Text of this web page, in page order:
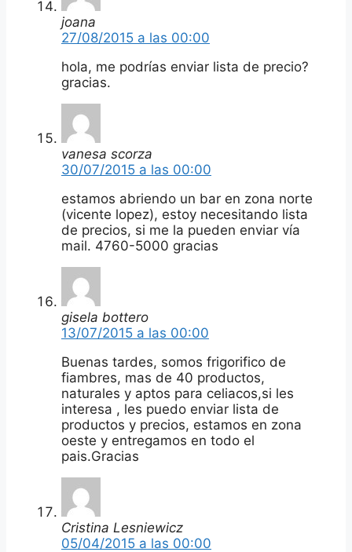
joana
27/08/2015 a las 00:00
hola, me podrías enviar lista de precio?
gracias.
vanesa scorza
30/07/2015 a las 00:00
estamos abriendo un bar en zona norte
(vicente lopez), estoy necesitando lista
de precios, si me la pueden enviar vía
mail. 4760-5000 gracias
gisela bottero
13/07/2015 a las 00:00
Buenas tardes, somos frigorifico de
fiambres, mas de 40 productos,
naturales y aptos para celiacos,si les
interesa , les puedo enviar lista de
productos y precios, estamos en zona
oeste y entregamos en todo el
pais.Gracias
Cristina Lesniewicz
05/04/2015 a las 00:00